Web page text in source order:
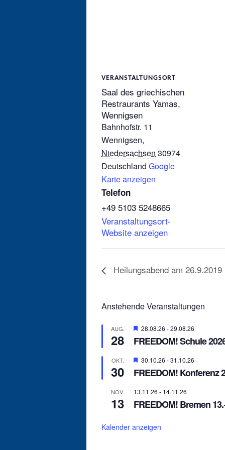
VERANSTALTUNGSORT
Saal des griechischen
Restraurants Yamas,
Wennigsen
Bahnhofstr. 11
Wennigsen,
Niedersachsen 30974
Deutschland Google
Karte anzeigen
Telefon
+49 5103 5248665
Veranstaltungsort-
Website anzeigen
Heilungsabend am 26.9.2019
Anstehende Veranstaltungen
AUG.
28
Hervorgehoben
28.08.26 -29.08.26
FREEDOM! Schule
OKT.
30
Hervorgehoben
30.10.26 -31.10.26
FREEDOM! Konferenz
NOV.
13
13.11.26 - 14.11.26
FREEDOM! Bremen
Kalender anzeigen